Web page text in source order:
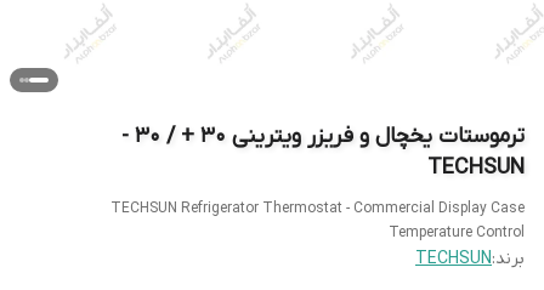
ترموستات یخچال و فریزر ویترینی 30 + / 30 -
TECHSUN
TECHSUN Refrigerator Thermostat - Commercial Display Case
Temperature Control
برند:TECHSUN